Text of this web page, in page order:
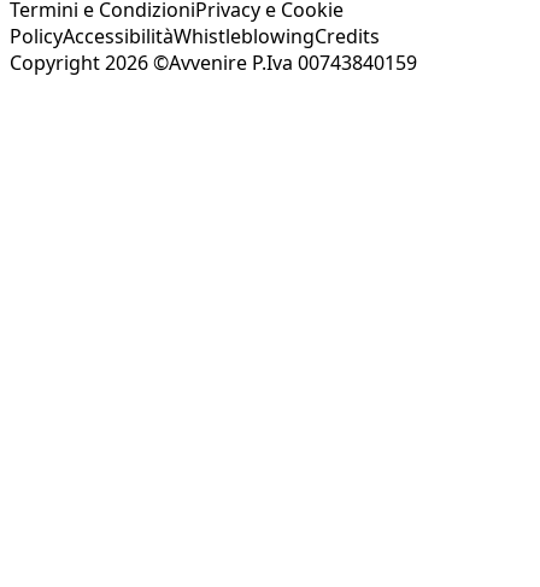
Termini e CondizioniPrivacy e Cookie
PolicyAccessibilitàWhistleblowingCredits
Copyright 2026 ©Avvenire P.Iva 00743840159